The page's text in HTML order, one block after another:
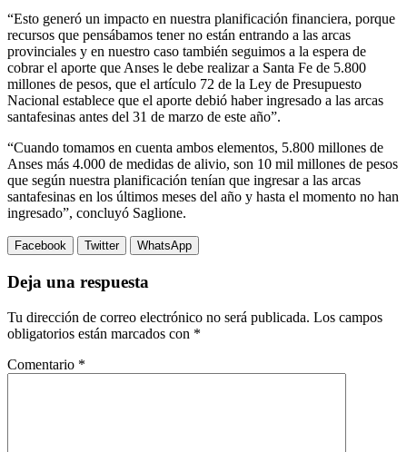
“Esto generó un impacto en nuestra planificación financiera, porque
recursos que pensábamos tener no están entrando a las arcas
provinciales y en nuestro caso también seguimos a la espera de
cobrar el aporte que Anses le debe realizar a Santa Fe de 5.800
millones de pesos, que el artículo 72 de la Ley de Presupuesto
Nacional establece que el aporte debió haber ingresado a las arcas
santafesinas antes del 31 de marzo de este año”.
“Cuando tomamos en cuenta ambos elementos, 5.800 millones de
Anses más 4.000 de medidas de alivio, son 10 mil millones de pesos
que según nuestra planificación tenían que ingresar a las arcas
santafesinas en los últimos meses del año y hasta el momento no han
ingresado”, concluyó Saglione.
Facebook Twitter WhatsApp
Deja una respuesta
Tu dirección de correo electrónico no será publicada. Los campos
obligatorios están marcados con *
Comentario *